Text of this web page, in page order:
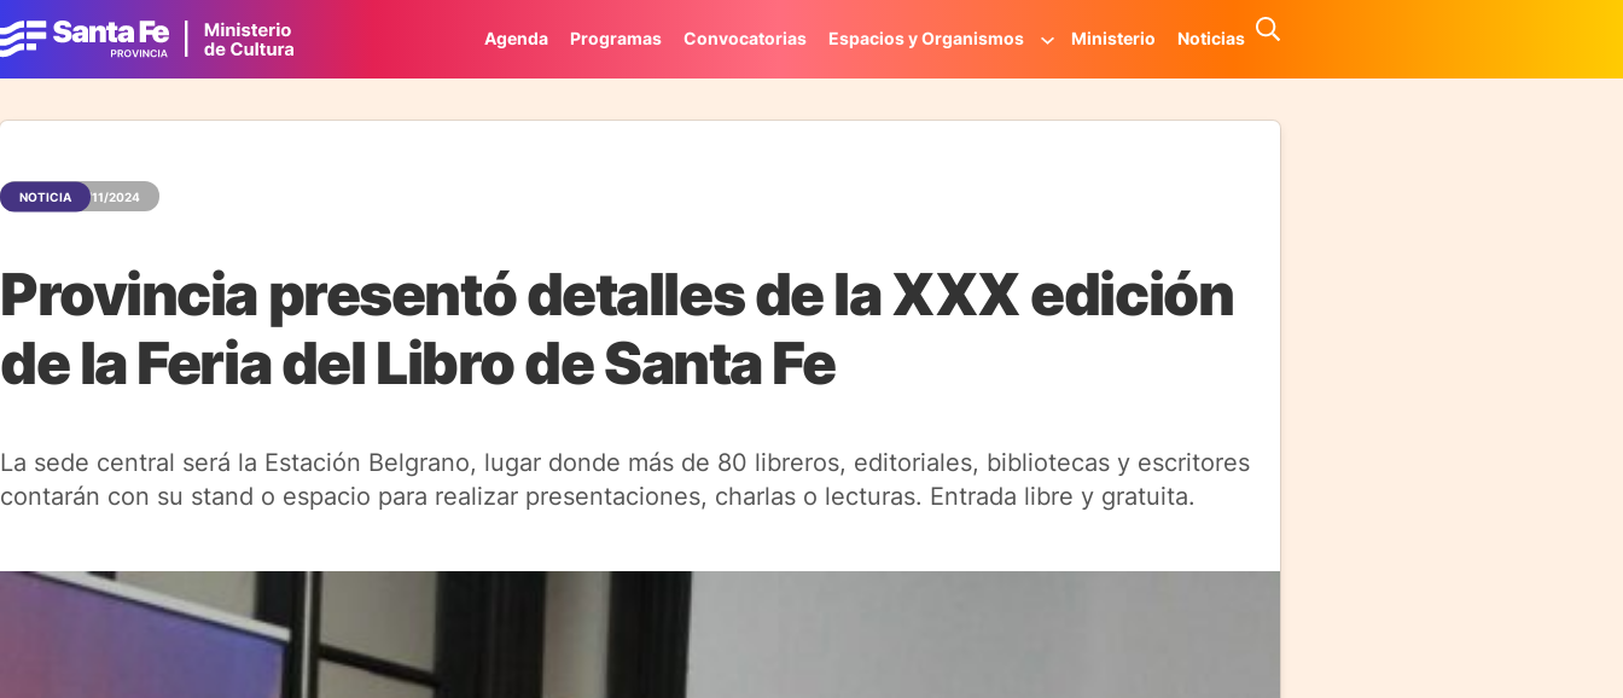
Agenda Programas Convocatorias Espacios y Organismos Ministerio Noticias
NOTICIA 05/11/2024
Provincia presentó detalles de la XXX edición
de la Feria del Libro de Santa Fe
La sede central será la Estación Belgrano, lugar donde más de 80 libreros, editoriales, bibliotecas y escritores
contarán con su stand o espacio para realizar presentaciones, charlas o lecturas. Entrada libre y gratuita.